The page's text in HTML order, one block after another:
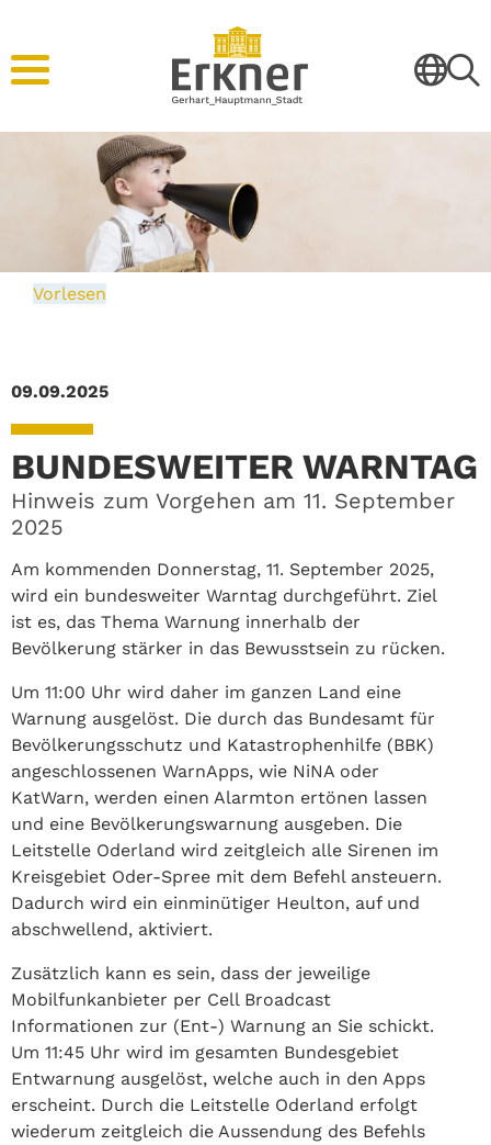
Vorlesen
09.09.2025
BUNDESWEITER WARNTAG
Hinweis zum Vorgehen am 11. September
2025
Am kommenden Donnerstag, 11. September 2025,
wird ein bundesweiter Warntag durchgeführt. Ziel
ist es, das Thema Warnung innerhalb der
Bevölkerung stärker in das Bewusstsein zu rücken.
Um 11:00 Uhr wird daher im ganzen Land eine
Warnung ausgelöst. Die durch das Bundesamt für
Bevölkerungsschutz und Katastrophenhilfe (BBK)
angeschlossenen WarnApps, wie NiNA oder
KatWarn, werden einen Alarmton ertönen lassen
und eine Bevölkerungswarnung ausgeben. Die
Leitstelle Oderland wird zeitgleich alle Sirenen im
Kreisgebiet Oder-Spree mit dem Befehl ansteuern.
Dadurch wird ein einminütiger Heulton, auf und
abschwellend, aktiviert.
Zusätzlich kann es sein, dass der jeweilige
Mobilfunkanbieter per Cell Broadcast
Informationen zur (Ent-) Warnung an Sie schickt.
Um 11:45 Uhr wird im gesamten Bundesgebiet
Entwarnung ausgelöst, welche auch in den Apps
erscheint. Durch die Leitstelle Oderland erfolgt
wiederum zeitgleich die Aussendung des Befehls